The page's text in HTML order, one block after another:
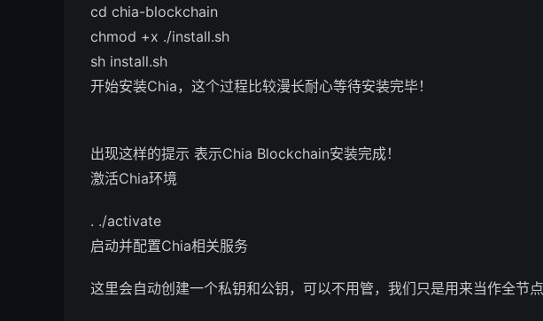
cd chia-blockchain
chmod +x ./install.sh
sh install.sh
开始安装Chia，这个过程比较漫长耐心等待安装完毕！
出现这样的提示 表示Chia Blockchain安装完成！
激活Chia环境
. ./activate
启动并配置Chia相关服务
这里会自动创建一个私钥和公钥，可以不用管，我们只是用来当作全节点